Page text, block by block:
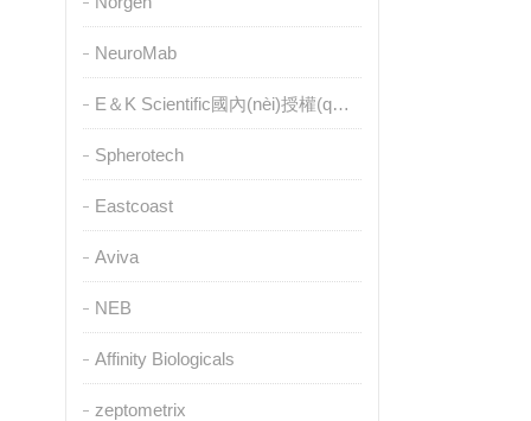
NeuroMab
E＆K Scientific國內(nèi)授權(quán)代理
Spherotech
Eastcoast
Aviva
NEB
Affinity Biologicals
zeptometrix